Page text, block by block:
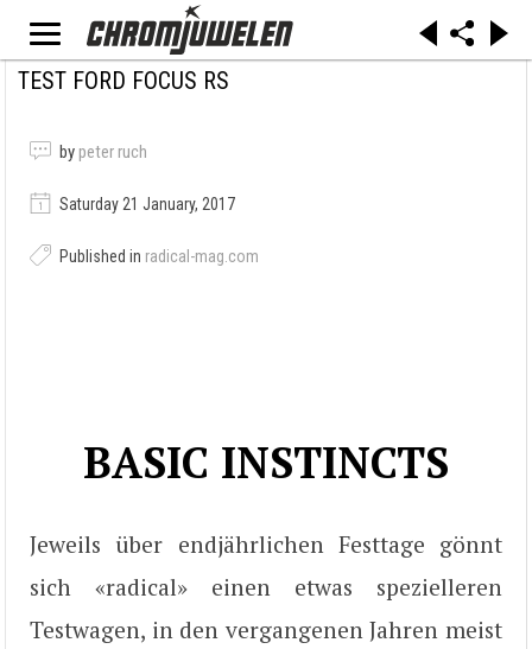
TEST FORD FOCUS RS
by peter ruch
Saturday 21 January, 2017
Published in radical-mag.com
BASIC INSTINCTS
Jeweils über endjährlichen Festtage gönnt
sich «radical» einen etwas spezielleren
Testwagen, in den vergangenen Jahren meist